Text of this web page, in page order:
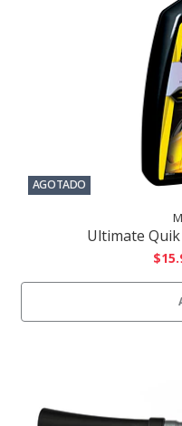
AGOTADO
Ultimate